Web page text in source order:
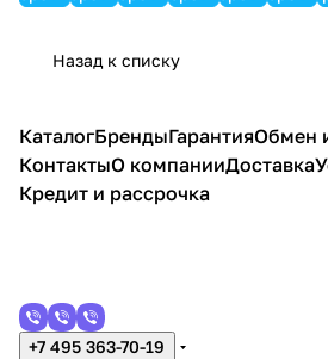
Назад к списку
КаталогБрендыГарантияОбмен
КонтактыО компанииДоставка
Кредит и рассрочка
+7 495 363-70-19